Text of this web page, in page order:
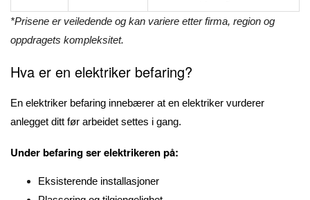
*Prisene er veiledende og kan variere etter firma, region og
oppdragets kompleksitet.
Hva er en elektriker befaring?
En elektriker befaring innebærer at en elektriker vurderer
anlegget ditt før arbeidet settes i gang.
Under befaring ser elektrikeren på:
Eksisterende installasjoner